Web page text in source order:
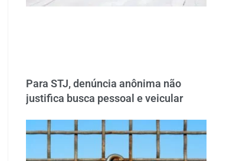
Para STJ, denúncia anônima não
justifica busca pessoal e veicular